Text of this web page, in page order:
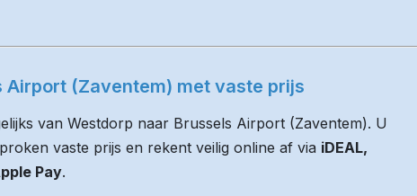
Airport (Zaventem) met vaste prijs
van Westdorp naar Brussels Airport (Zaventem). U
vaste prijs en rekent veilig online af via iDEAL,
Pay.